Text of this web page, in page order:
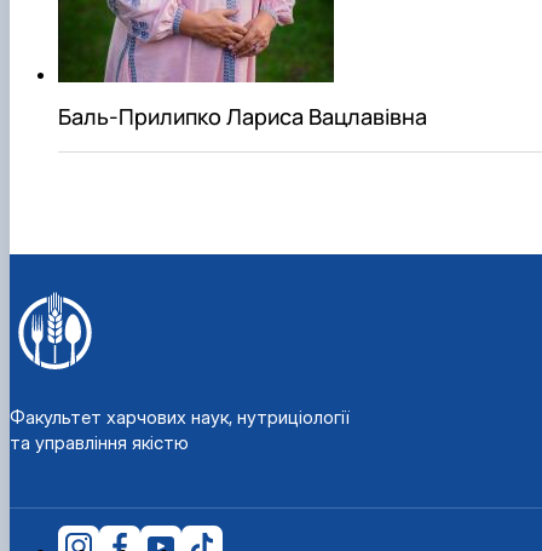
Матеріально-технічна база
Бази практичного навчання здобувачів
Інформація про акредитацію
Баль-Прилипко Лариса Вацлавівна
Факультет харчових наук, нутриціології
та управління якістю